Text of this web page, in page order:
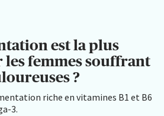
est la plus
les femmes souffrant
?
riche en vitamines B1 et B6
3.